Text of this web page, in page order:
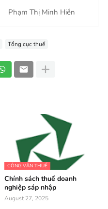
Phạm Thị Minh Hiền
Tổng cục thuế
CÔNG VĂN THUẾ
Chính sách thuế doanh
nghiệp sáp nhập
August 27, 2025